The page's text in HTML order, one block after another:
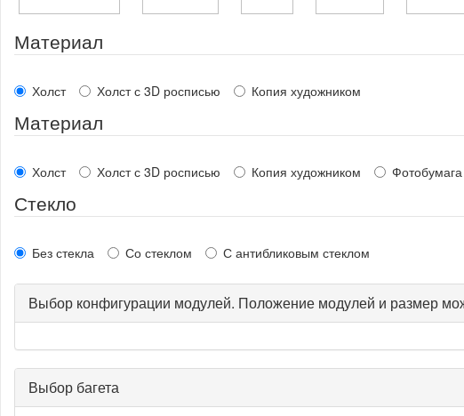
Материал
Холст Холст с 3D росписью Копия художником
Материал
Холст Холст с 3D росписью Копия художником Фотобумага
Стекло
Без стекла Со стеклом С антибликовым стеклом
Выбор конфигурации модулей. Положение модулей и размер
Выбор багета